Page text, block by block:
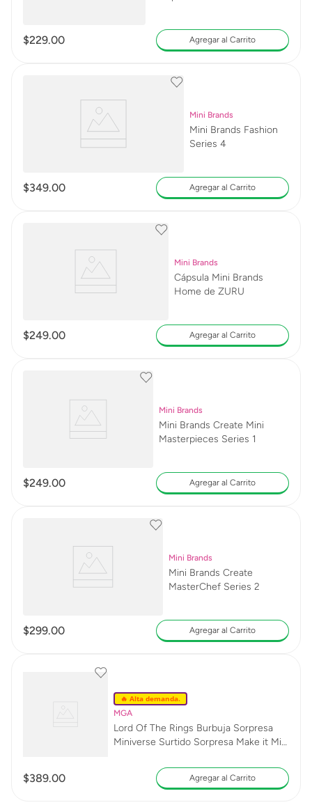
$229.00 Agregar al Carrito
Mini Brands
Mini Brands Fashion
Series 4
$349.00 Agregar al Carrito
Mini Brands
Cápsula Mini Brands
Home de ZURU
$249.00 Agregar al Carrito
Mini Brands
Mini Brands Create Mini
Masterpieces Series 1
$249.00 Agregar al Carrito
Mini Brands
Mini Brands Create
MasterChef Series 2
$299.00 Agregar al Carrito
🔥 Alta demanda.
MGA
Lord Of The Rings Burbuja Sorpresa
Miniverse Surtido Sorpresa Make it Mini
$389.00 Agregar al Carrito